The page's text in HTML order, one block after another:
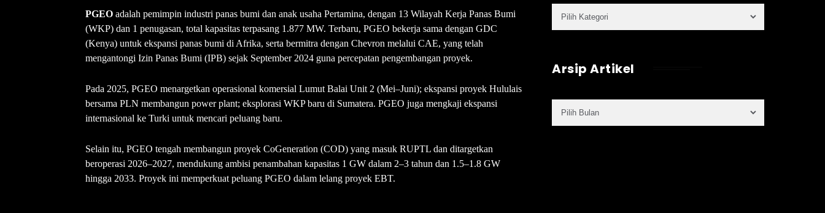
PGEO adalah pemimpin industri panas bumi dan anak usaha Pertamina, dengan 13 Wilayah Kerja Panas Bumi
(WKP) dan 1 penugasan, total kapasitas terpasang 1.877 MW. Terbaru, PGEO bekerja sama dengan GDC
(Kenya) untuk ekspansi panas bumi di Afrika, serta bermitra dengan Chevron melalui CAE, yang telah
mengantongi Izin Panas Bumi (IPB) sejak September 2024 guna percepatan pengembangan proyek.
Pada 2025, PGEO menargetkan operasional komersial Lumut Balai Unit 2 (Mei–Juni); ekspansi proyek Hululais
bersama PLN membangun power plant; eksplorasi WKP baru di Sumatera. PGEO juga mengkaji ekspansi
internasional ke Turki untuk mencari peluang baru.
Selain itu, PGEO tengah membangun proyek CoGeneration (COD) yang masuk RUPTL dan ditargetkan
beroperasi 2026–2027, mendukung ambisi penambahan kapasitas 1 GW dalam 2–3 tahun dan 1.5–1.8 GW
hingga 2033. Proyek ini memperkuat peluang PGEO dalam lelang proyek EBT.
Arsip Artikel